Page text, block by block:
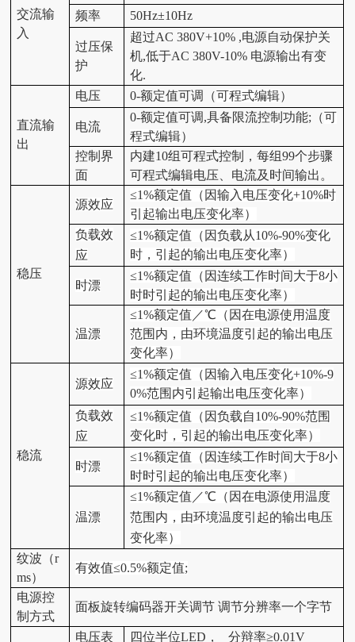
交流输
入
频率 50Hz±10Hz
过压保
护
超过AC380V+10% ,电源自动保护关
机,低于AC380V-10% 电源输出有变
化.
直流输
出
电压 0-额定值可调 （可程式编辑）
电流
0-额定值可调,具备限流控制功能; （可
程式编辑）
控制界
面
内建10组可程式控制，每组99个步骤
可程式编辑电压、电流及时间输出。
稳压
源效应
≤1%额定值（因输入电压变化+10%时
引起输出电压变化率）
负载效
应
≤1%额定值（因负载从10%-90%变化
时，引起的输出电压变化率）
时漂
≤1%额定值（因连续工作时间大于8小
时时引起的输出电压变化率）
温漂
≤1%额定值／℃（因在电源使用温度
范围内，由环境温度引起的输出电压
变化率）
稳流
源效应
≤1%额定值（因输入电压变化+10%-9
0%范围内引起输出电压变化率）
负载效
应
≤1%额定值（因负载自10%-90%范围
变化时，引起的输出电压变化率）
时漂
≤1%额定值（因连续工作时间大于8小
时时引起的输出电压变化率）
温漂
≤1%额定值／℃（因在电源使用温度
范围内，由环境温度引起的输出电压
变化率）
纹波（r
ms）
有效值≤0.5%额定值;
电源控
制方式
面板旋转编码器开关调节 调节分辨率一个字节
电压表
四位半位LED， 分辩率≥0.01V